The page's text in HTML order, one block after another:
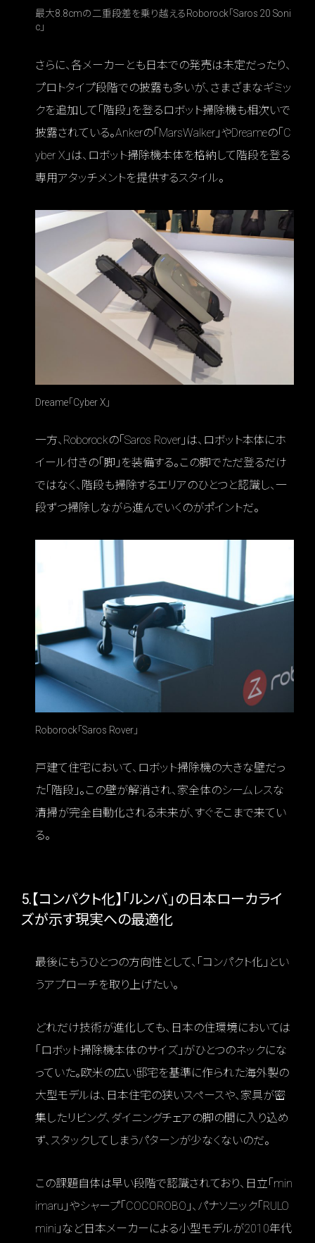
最大8.8cmの二重段差を乗り越えるRoborock「Saros 20 Soni
c」
さらに、各メーカーとも日本での発売は未定だったり、
プロトタイプ段階での披露も多いが、さまざまなギミッ
クを追加して「階段」を登るロボット掃除機も相次いで
披露されている。Ankerの「MarsWalker」やDreameの「C
yber X」は、ロボット掃除機本体を格納して階段を登る
専用アタッチメントを提供するスタイル。
Dreame「Cyber X」
一方、Roborockの「Saros Rover」は、ロボット本体にホ
イール付きの「脚」を装備する。この脚でただ登るだけ
ではなく、階段も掃除するエリアのひとつと認識し、一
段ずつ掃除しながら進んでいくのがポイントだ。
Roborock「Saros Rover」
戸建て住宅において、ロボット掃除機の大きな壁だっ
た「階段」。この壁が解消され、家全体のシームレスな
清掃が完全自動化される未来が、すぐそこまで来てい
る。
5.【コンパクト化】「ルンバ」の日本ローカライ
ズが示す現実への最適化
最後にもうひとつの方向性として、「コンパクト化」とい
うアプローチを取り上げたい。
どれだけ技術が進化しても、日本の住環境においては
「ロボット掃除機本体のサイズ」がひとつのネックにな
っていた。欧米の広い邸宅を基準に作られた海外製の
大型モデルは、日本住宅の狭いスペースや、家具が密
集したリビング、ダイニングチェアの脚の間に入り込め
ず、スタックしてしまうパターンが少なくないのだ。
この課題自体は早い段階で認識されており、日立「min
imaru」やシャープ「COCOROBO」、パナソニック「RULO
mini」など日本メーカーによる小型モデルが2010年代